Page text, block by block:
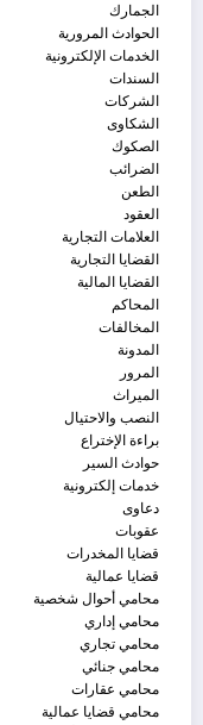
الجمارك
الحوادث المرورية
الخدمات الإلكترونية
السندات
الشركات
الشكاوى
الصكوك
الضرائب
الطعن
العقود
العلامات التجارية
القضايا التجارية
القضايا المالية
المحاكم
المخالفات
المدونة
المرور
الميراث
النصب والاحتيال
براءة الإختراع
حوادث السير
خدمات إلكترونية
دعاوى
عقوبات
قضايا المخدرات
قضايا عمالية
محامي أحوال شخصية
محامي إداري
محامي تجاري
محامي جنائي
محامي عقارات
محامي قضايا عمالية